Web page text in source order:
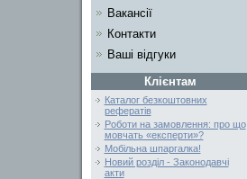
Вакансії
Контакти
Ваші відгуки
Клієнтам
Каталог безкоштовних
рефератів
Роботи на замовлення: про що
мовчать «експерти»?
Мобільна шпаргалка!
Новий розділ - Законодавчі
акти